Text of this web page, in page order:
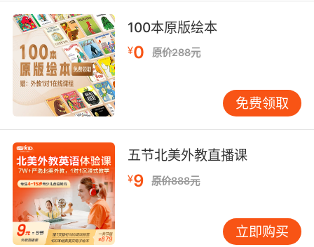
都是为了激发孩子的英语学习兴趣，多场景的教
学趣味横生，让孩子爱上英语学习。
孩子不喜欢学习英语，赶紧试试上面这两种英语
学习方法吧！家长也要注意多陪伴孩子，家长的
陪伴也是孩子学习英语的动力之一。
100本原版绘本
¥0 原价288元
免费领取
五节北美外教直播课
¥9 原价888元
立即购买